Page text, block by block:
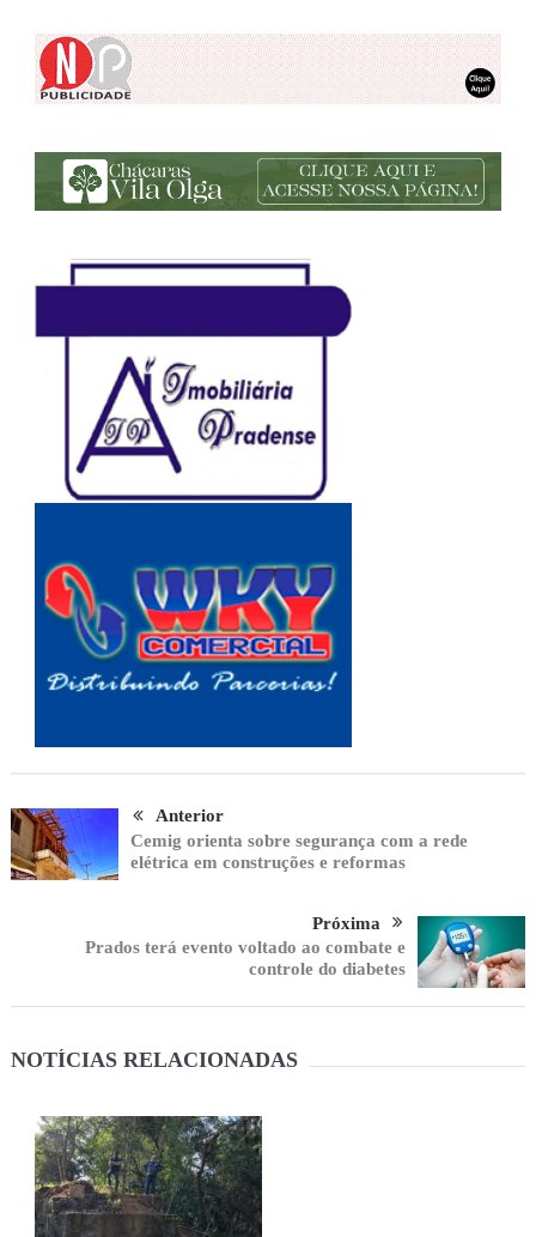
Anterior
Cemig orienta sobre segurança com a rede
elétrica em construções e reformas
Próxima
Prados terá evento voltado ao combate e
controle do diabetes
NOTÍCIAS RELACIONADAS